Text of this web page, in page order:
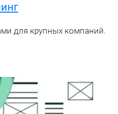
для крупных компаний.